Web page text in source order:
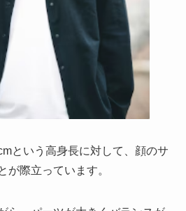
という高身長に対して、顔のサ
が際立っています。